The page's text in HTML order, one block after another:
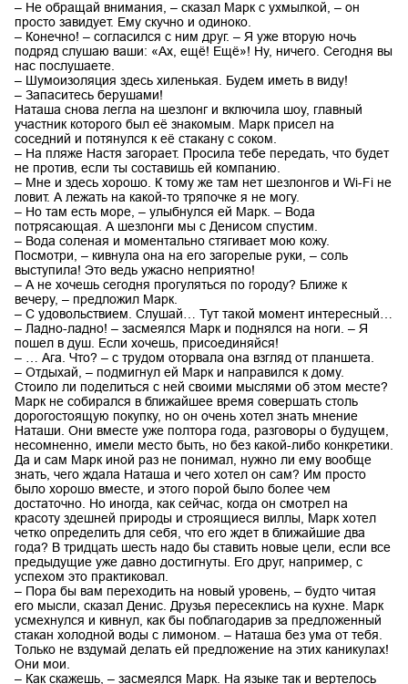
– Не обращай внимания, – сказал Марк с ухмылкой, – он
просто завидует. Ему скучно и одиноко.
– Конечно! – согласился с ним друг. – Я уже вторую ночь
подряд слушаю ваши: «Ах, ещё! Ещё»! Ну, ничего. Сегодня вы
нас послушаете.
– Шумоизоляция здесь хиленькая. Будем иметь в виду!
– Запаситесь берушами!
Наташа снова легла на шезлонг и включила шоу, главный
участник которого был её знакомым. Марк присел на
соседний и потянулся к её стакану с соком.
– На пляже Настя загорает. Просила тебе передать, что будет
не против, если ты составишь ей компанию.
– Мне и здесь хорошо. К тому же там нет шезлонгов и Wi-Fi не
ловит. А лежать на какой-то тряпочке я не могу.
– Но там есть море, – улыбнулся ей Марк. – Вода
потрясающая. А шезлонги мы с Денисом спустим.
– Вода соленая и моментально стягивает мою кожу.
Посмотри, – кивнула она на его загорелые руки, – соль
выступила! Это ведь ужасно неприятно!
– А не хочешь сегодня прогуляться по городу? Ближе к
вечеру, – предложил Марк.
– С удовольствием. Слушай… Тут такой момент интересный…
– Ладно-ладно! – засмеялся Марк и поднялся на ноги. – Я
пошел в душ. Если хочешь, присоединяйся!
– … Ага. Что? – с трудом оторвала она взгляд от планшета.
– Отдыхай, – подмигнул ей Марк и направился к дому.
Стоило ли поделиться с ней своими мыслями об этом месте?
Марк не собирался в ближайшее время совершать столь
дорогостоящую покупку, но он очень хотел знать мнение
Наташи. Они вместе уже полтора года, разговоры о будущем,
несомненно, имели место быть, но без какой-либо конкретики.
Да и сам Марк иной раз не понимал, нужно ли ему вообще
знать, чего ждала Наташа и чего хотел он сам? Им просто
было хорошо вместе, и этого порой было более чем
достаточно. Но иногда, как сейчас, когда он смотрел на
красоту здешней природы и строящиеся виллы, Марк хотел
четко определить для себя, что его ждет в ближайшие два
года? В тридцать шесть надо бы ставить новые цели, если все
предыдущие уже давно достигнуты. Его друг, например, с
успехом это практиковал.
– Пора бы вам переходить на новый уровень, – будто читая
его мысли, сказал Денис. Друзья пересеклись на кухне. Марк
усмехнулся и кивнул, как бы поблагодарив за предложенный
стакан холодной воды с лимоном. – Наташа без ума от тебя.
Только не вздумай делать ей предложение на этих каникулах!
Они мои.
– Как скажешь, – засмеялся Марк. На языке так и вертелось